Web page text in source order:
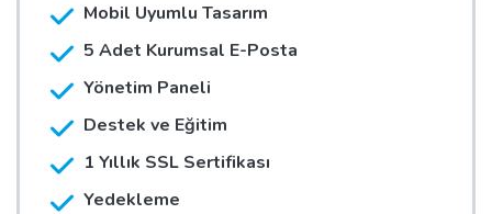
Mobil Uyumlu Tasarım
5 Adet Kurumsal E-Posta
Yönetim Paneli
Destek ve Eğitim
1 Yıllık SSL Sertifikası
Yedekleme